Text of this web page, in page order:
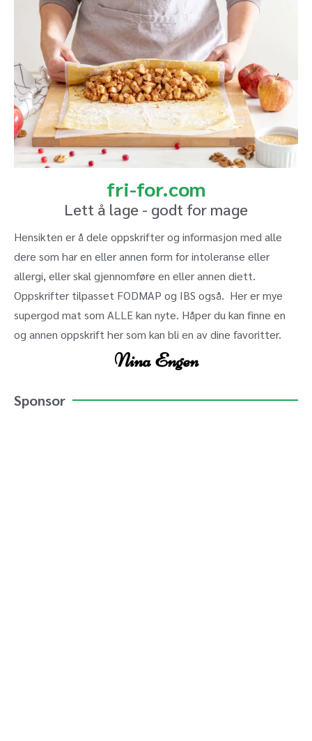
fri-for.com
Lett å lage - godt for mage
Hensikten er å dele oppskrifter og informasjon med alle
dere som har en eller annen form for intoleranse eller
allergi, eller skal gjennomføre en eller annen diett.
Oppskrifter tilpasset FODMAP og IBS også. Her er mye
supergod mat som ALLE kan nyte. Håper du kan finne en
og annen oppskrift her som kan bli en av dine favoritter.
Nina Engen
Sponsor